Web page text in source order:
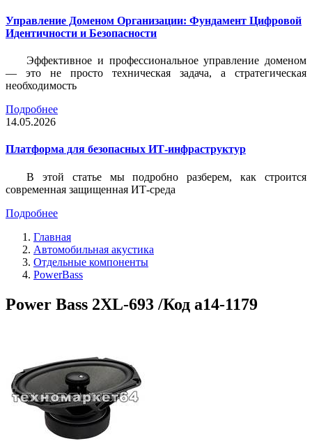
Управление Доменом Организации: Фундамент Цифровой
Идентичности и Безопасности
Эффективное и профессиональное управление доменом
— это не просто техническая задача, а стратегическая
необходимость
Подробнее
14.05.2026
Платформа для безопасных ИТ-инфраструктур
В этой статье мы подробно разберем, как строится
современная защищенная ИТ-среда
Подробнее
Главная
Автомобильная акустика
Отдельные компоненты
PowerBass
Power Bass 2XL-693 /Код a14-1179